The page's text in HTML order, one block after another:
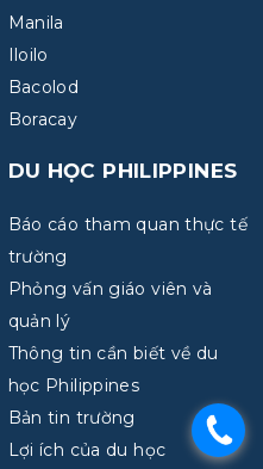
Manila
Iloilo
Bacolod
Boracay
DU HỌC PHILIPPINES
Báo cáo tham quan thực tế
trường
Phỏng vấn giáo viên và
quản lý
Thông tin cần biết về du
học Philippines
Bản tin trường
Lợi ích của du học
.